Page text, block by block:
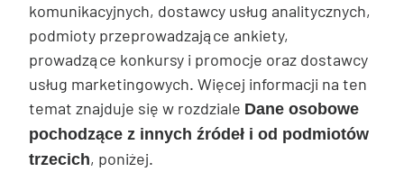
komunikacyjnych, dostawcy usług analitycznych,
podmioty przeprowadzające ankiety,
prowadzące konkursy i promocje oraz dostawcy
usług marketingowych. Więcej informacji na ten
temat znajduje się w rozdziale Dane osobowe
pochodzące z innych źródeł i od podmiotów
trzecich, poniżej.